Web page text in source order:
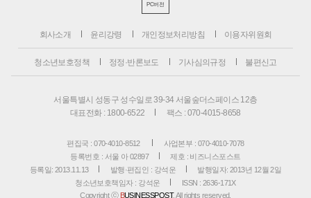
PC버전
회사소개 윤리강령 개인정보처리방침 이용자위원회
청소년보호정책 정정·반론보도 기사심의규정 불편신고
서울특별시 성동구 성수일로 39-34 서울숲더스페이스 12층
대표전화 : 1800-6522
팩스 : 070-4015-8658
편집국 : 070-4010-8512
사업본부 : 070-4010-7078
등록번호 : 서울 아 02897
제호 : 비즈니스포스트
등록일: 2013.11.13
발행·편집인 : 강석운
발행일자: 2013년 12월 2일
청소년보호책임자 : 강석운
ISSN : 2636-171X
Copyright ⓒ BUSINESSPOST. All rights reserved.